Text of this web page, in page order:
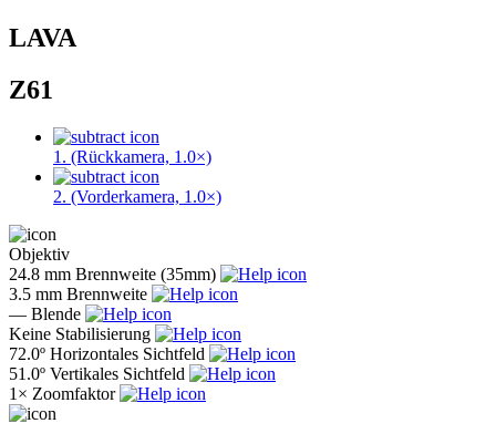
LAVA
Z61
1. (Rückkamera, 1.0×)
2. (Vorderkamera, 1.0×)
Objektiv
24.8 mm Brennweite (35mm)
3.5 mm Brennweite
— Blende
Keine Stabilisierung
72.0º Horizontales Sichtfeld
51.0º Vertikales Sichtfeld
1× Zoomfaktor